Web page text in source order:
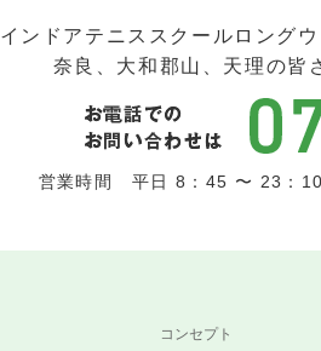
インドアテニススクールロング
奈良、大和郡山、天理の皆
営業時間 平日 8：45 〜 23：
コンセプト